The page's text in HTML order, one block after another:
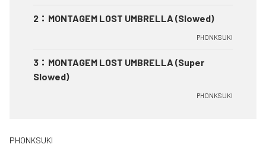
2 ： MONTAGEM LOST UMBRELLA (Slowed)
PHONKSUKI
3 ： MONTAGEM LOST UMBRELLA (Super
Slowed)
PHONKSUKI
PHONKSUKI